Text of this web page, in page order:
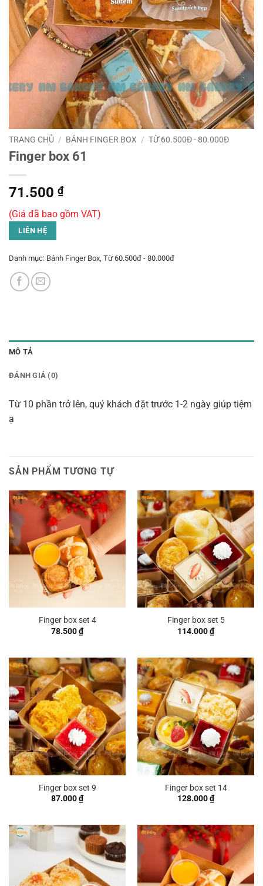
TRANG CHỦ / BÁNH FINGER BOX / TỪ 60.500Đ - 80.000Đ
Finger box 61
71.500 ₫
(Giá đã bao gồm VAT)
LIÊN HỆ
Danh mục: Bánh Finger Box, Từ 60.500đ - 80.000đ
MÔ TẢ
ĐÁNH GIÁ (0)
Từ 10 phần trở lên, quý khách đặt trước 1-2 ngày giúp tiệm
ạ
SẢN PHẨM TƯƠNG TỰ
Finger box set 4
78.500₫
Finger box set 5
114.000₫
Finger box set 9
87.000₫
Finger box set 14
128.000₫